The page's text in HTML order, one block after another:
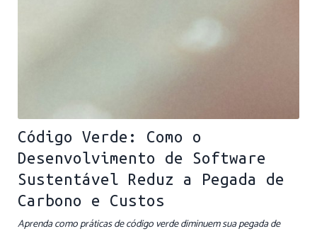
Código Verde: Como o
Desenvolvimento de Software
Sustentável Reduz a Pegada de
Carbono e Custos
Aprenda como práticas de código verde diminuem sua pegada de